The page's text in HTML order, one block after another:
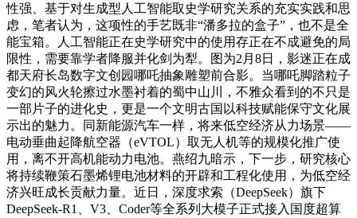
性强、基于对生成型人工智能取史学研究关系的充实实践和思
虑，笔者认为，这项性的手艺既非“潘多拉的盒子”，也不是全
能宝箱。人工智能正在史学研究中的使用存正在不成避免的局
限性，需要靠学者降服并化剑为犁。图为2月8日，影迷正在成
都天府长岛数字文创园哪吒抽象雕塑前合影。当哪吒脚踏粒子
变幻的风火轮擦过水墨衬着的蜀中山川，不雅众看到的不只是
一部片子的进化史，更是一个文明古国以科技赋能保守文化展
示出的魅力。同新能源汽车一样，将来低空经济从力场景——
电动垂曲起降航空器（eVTOL）取无人机等的规模化推广使
用，离不开高机能动力电池。燕绍九暗示，下一步，研究核心
将持续鞭策石墨烯锂电池材料的开辟和工程化使用，为低空经
济兴旺成长贡献力量。近日，深度求索（DeepSeek）旗下
DeepSeek-R1、V3、Coder等全系列大模子正式接入国度超算